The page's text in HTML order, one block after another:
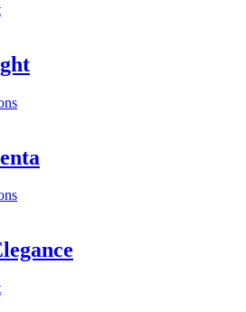
This
multiple
variants.
options
chosen
on
This
multiple
variants.